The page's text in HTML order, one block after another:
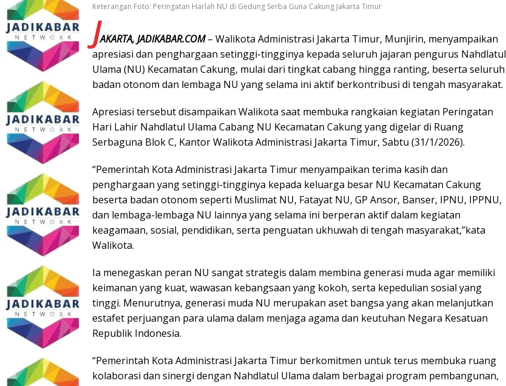
Keterangan Foto: Peringatan Harlah NU di Gedung Serba Guna Cakung Jakarta Timur
JAKARTA, JADIKABAR.COM– Walikota Administrasi Jakarta Timur, Munjirin, menyampaikan
apresiasi dan penghargaan setinggi-tingginya kepada seluruh jajaran pengurus Nahdlatul
Ulama (NU) Kecamatan Cakung, mulai dari tingkat cabang hingga ranting, beserta seluruh
badan otonom dan lembaga NU yang selama ini aktif berkontribusi di tengah masyarakat.
Apresiasi tersebut disampaikan Walikota saat membuka rangkaian kegiatan Peringatan
Hari Lahir Nahdlatul Ulama Cabang NU Kecamatan Cakung yang digelar di Ruang
Serbaguna Blok C, Kantor Walikota Administrasi Jakarta Timur, Sabtu (31/1/2026).
“Pemerintah Kota Administrasi Jakarta Timur menyampaikan terima kasih dan
penghargaan yang setinggi-tingginya kepada keluarga besar NU Kecamatan Cakung
beserta badan otonom seperti Muslimat NU, Fatayat NU, GP Ansor, Banser, IPNU, IPPNU,
dan lembaga-lembaga NU lainnya yang selama ini berperan aktif dalam kegiatan
keagamaan, sosial, pendidikan, serta penguatan ukhuwah di tengah masyarakat,”kata
Walikota.
Ia menegaskan peran NU sangat strategis dalam membina generasi muda agar memiliki
keimanan yang kuat, wawasan kebangsaan yang kokoh, serta kepedulian sosial yang
tinggi. Menurutnya, generasi muda NU merupakan aset bangsa yang akan melanjutkan
estafet perjuangan para ulama dalam menjaga agama dan keutuhan Negara Kesatuan
Republik Indonesia.
“Pemerintah Kota Administrasi Jakarta Timur berkomitmen untuk terus membuka ruang
kolaborasi dan sinergi dengan Nahdlatul Ulama dalam berbagai program pembangunan,